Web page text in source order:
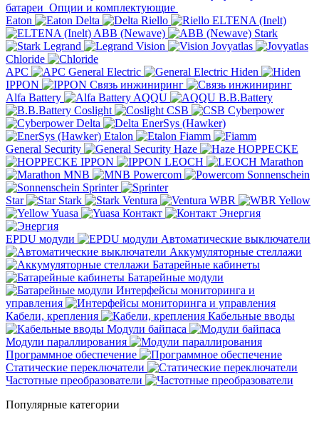
батареи Опции и комплектующие
Eaton
Delta Riello
ELTENA (Inelt)
ABB (Newave)
Stark
Legrand
Vision
Jovyatlas
Chloride
APC
General Electric
Hiden
IPPON
Связь инжиниринг
Alfa Battery
AQQU
B.B.Battery
Coslight
CSB
Cyberpower
Delta
EnerSys (Hawker)
Etalon
Fiamm
General Security
Haze
HOPPECKE
IPPON
LEOCH
Marathon
MNB
Powercom
Sonnenschein
Sprinter
Star
Stark Ventura WBR
Yellow
Yuasa
Контакт Энергия
EPDU модули
Автоматические выключатели
Аккумуляторные стеллажи
Батарейные кабинеты
Батарейные модули
Интерфейсы мониторинга и
управления
Кабели, крепления
Кабельные вводы
Модули байпаса
Модули параллирования
Программное обеспечение
Статические переключатели
Частотные преобразователи
Популярные категории